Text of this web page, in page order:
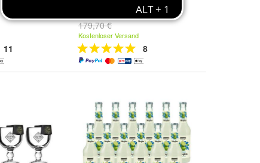
11
179,70 €
Kostenloser Versand
8